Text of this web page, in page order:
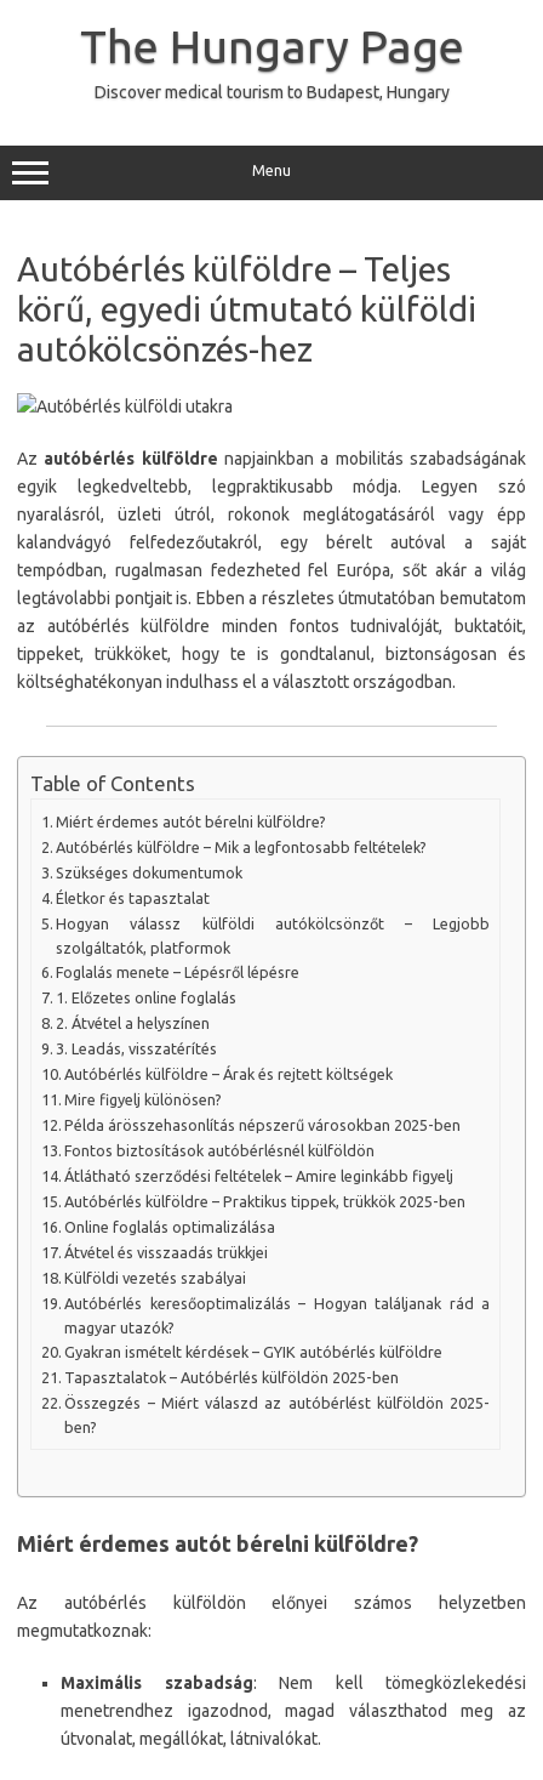
The Hungary Page
Discover medical tourism to Budapest, Hungary
Menu
Autóbérlés külföldre – Teljes
körű, egyedi útmutató külföldi
autókölcsönzés-hez
Az autóbérlés külföldre napjainkban a mobilitás szabadságának
egyik legkedveltebb, legpraktikusabb módja. Legyen szó
nyaralásról, üzleti útról, rokonok meglátogatásáról vagy épp
kalandvágyó felfedezőutakról, egy bérelt autóval a saját
tempódban, rugalmasan fedezheted fel Európa, sőt akár a világ
legtávolabbi pontjait is. Ebben a részletes útmutatóban bemutatom
az autóbérlés külföldre minden fontos tudnivalóját, buktatóit,
tippeket, trükköket, hogy te is gondtalanul, biztonságosan és
költséghatékonyan indulhass el a választott országodban.
Table of Contents
Miért érdemes autót bérelni külföldre?
Autóbérlés külföldre – Mik a legfontosabb feltételek?
Szükséges dokumentumok
Életkor és tapasztalat
Hogyan válassz külföldi autókölcsönzőt – Legjobb
szolgáltatók, platformok
Foglalás menete – Lépésről lépésre
1. Előzetes online foglalás
2. Átvétel a helyszínen
3. Leadás, visszatérítés
Autóbérlés külföldre – Árak és rejtett költségek
Mire figyelj különösen?
Példa árösszehasonlítás népszerű városokban 2025-ben
Fontos biztosítások autóbérlésnél külföldön
Átlátható szerződési feltételek – Amire leginkább figyelj
Autóbérlés külföldre – Praktikus tippek, trükkök 2025-ben
Online foglalás optimalizálása
Átvétel és visszaadás trükkjei
Külföldi vezetés szabályai
Autóbérlés keresőoptimalizálás – Hogyan találjanak rád a
magyar utazók?
Gyakran ismételt kérdések – GYIK autóbérlés külföldre
Tapasztalatok – Autóbérlés külföldön 2025-ben
Összegzés – Miért válaszd az autóbérlést külföldön 2025-
ben?
Miért érdemes autót bérelni külföldre?
Az autóbérlés külföldön előnyei számos helyzetben
megmutatkoznak:
Maximális szabadság: Nem kell tömegközlekedési
menetrendhez igazodnod, magad választhatod meg az
útvonalat, megállókat, látnivalókat.